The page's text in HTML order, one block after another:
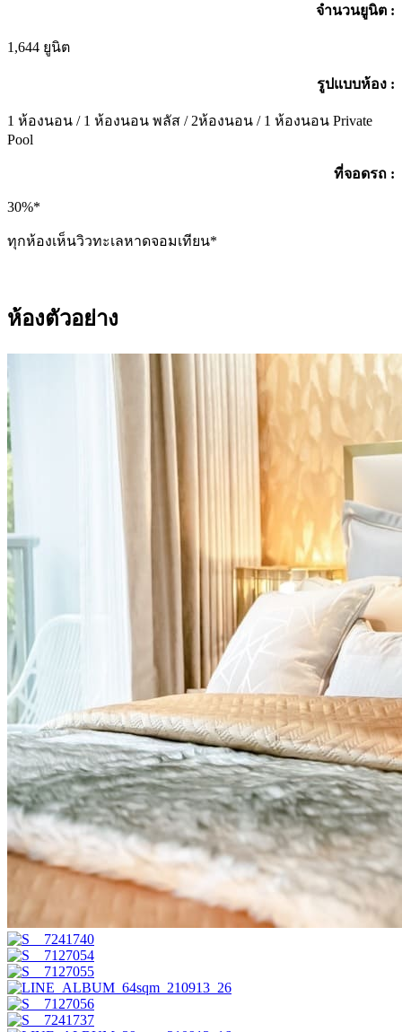
จำนวนยูนิต :
1,644 ยูนิต
รูปแบบห้อง :
1 ห้องนอน / 1 ห้องนอน พลัส / 2ห้องนอน / 1 ห้องนอน Private
Pool
ที่จอดรถ :
30%*
ทุกห้องเห็นวิวทะเลหาดจอมเทียน*
ห้องตัวอย่าง